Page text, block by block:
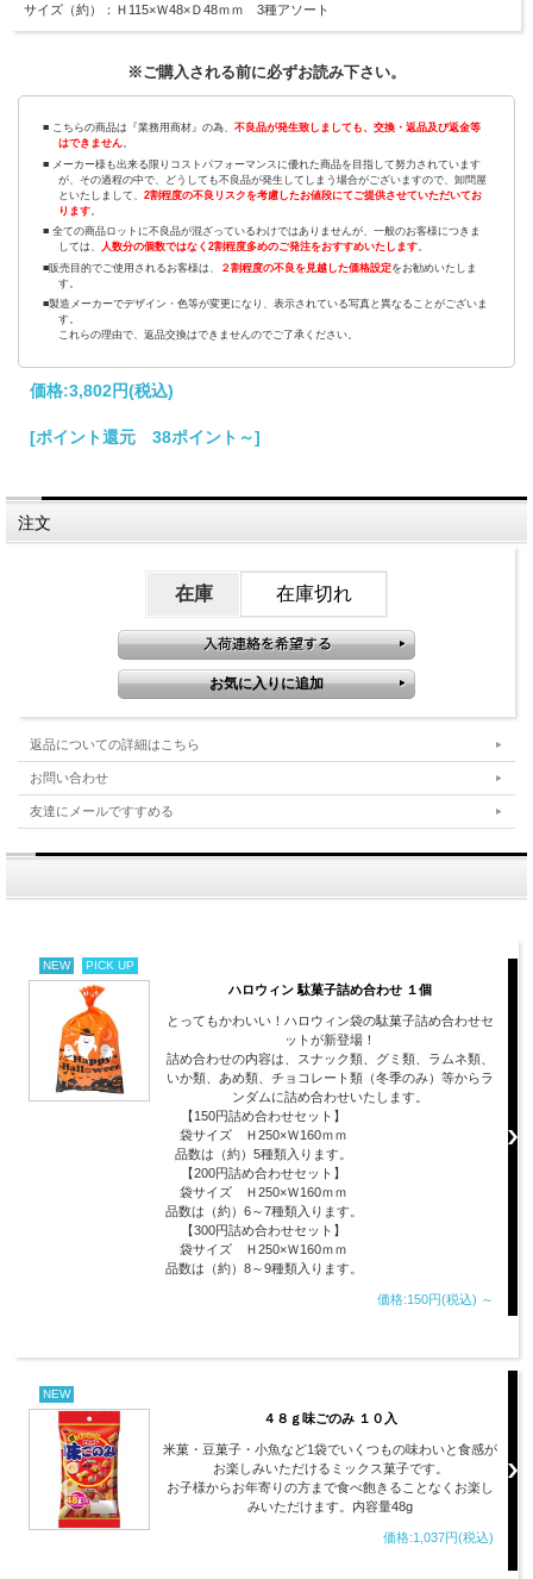
サイズ（約）：Ｈ115×Ｗ48×Ｄ48ｍｍ 3種アソート
※ご購入される前に必ずお読み下さい。
■ こちらの商品は『業務用商材』の為、 不良品が発生致しましても、交換・返品及び返金等
はできません。
■ メーカー様も出来る限りコストパフォーマンスに優れた商品を目指して努力されています
が、その過程の中で、どうしても不良品が発生してしまう場合がございますので、卸問屋
といたしまして、2割程度の不良リスクを考慮したお値段にてご提供させていただいてお
ります
■ 全ての商品ロットに不良品が混ざっているわけではありませんが、一般のお客様につきま
しては、 人数分の個数ではなく2割程度多めのご発注をおすすめいたします。
■販売目的でご使用されるお客様は、
２割程度の不良を見越した価格設定をお勧めいたしま
す。
■製造メーカーでデザイン・色等が変更になり、表示されている写真と異なることがございま
す。
これらの理由で、返品交換はできませんのでご了承ください。
価格:3,802円(税込)
[ポイント還元 38ポイント～]
注文
在庫 在庫切れ
返品についての詳細はこちら
お問い合わせ
友達にメールですすめる
NEW PICK UP
ハロウィン 駄菓子詰め合わせ １個
とってもかわいい！ハロウィン袋の駄菓子詰め合わせセ
ットが新登場！
詰め合わせの内容は、スナック類、グミ類、ラムネ類、
いか類、あめ類、チョコレート類（冬季のみ）等からラ
ンダムに詰め合わせいたします。
【150円詰め合わせセット】
袋サイズ Ｈ250×Ｗ160ｍｍ
品数は（約）5種類入ります。
【200円詰め合わせセット】
袋サイズ Ｈ250×Ｗ160ｍｍ
品数は（約）6～7種類入ります。
【300円詰め合わせセット】
袋サイズ Ｈ250×Ｗ160ｍｍ
品数は（約）8～9種類入ります。
価格:150円(税込) ～
NEW
４８ｇ味ごのみ １０入
米菓・豆菓子・小魚など1袋でいくつもの味わいと食感が
お楽しみいただけるミックス菓子です。
お子様からお年寄りの方まで食べ飽きることなくお楽し
みいただけます。内容量48g
価格:1,037円(税込)